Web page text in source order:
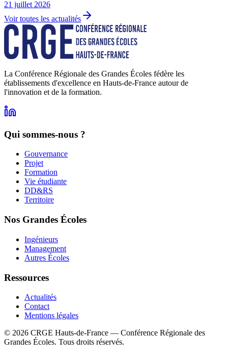
21 juillet 2026
Voir toutes les actualités
La Conférence Régionale des Grandes Écoles fédère les
établissements d'excellence en Hauts-de-France autour de
l'innovation et de la formation.
Qui sommes-nous ?
Gouvernance
Projet
Formation
Vie étudiante
DD&RS
Territoire
Nos Grandes Écoles
Ingénieurs
Management
Autres Écoles
Ressources
Actualités
Contact
Mentions légales
© 2026 CRGE Hauts-de-France — Conférence Régionale des
Grandes Écoles. Tous droits réservés.